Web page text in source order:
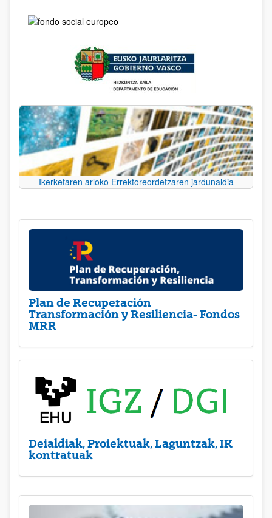
Ikerketaren arloko Errektoreordetzaren jardunaldia
Plan de Recuperación
Transformación y Resiliencia- Fondos
MRR
Deialdiak, Proiektuak, Laguntzak, IK
kontratuak